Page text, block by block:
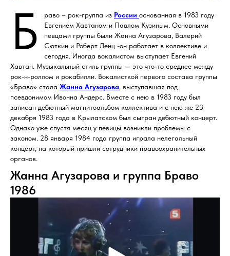
Б раво – рок-группа из России основанная в 1983 году
Евгением Хавтаном и Павлом Кузиным. Основными
певцами группы были Жанна Агузарова, Валерий
Сюткин и Роберт Ленц -он работает в коллективе и
сегодня. Иногда вокалистом выступает Евгений
Хавтан. Музыкальный стиль группы — это что-то среднее между
рок-н-роллом и рокабилли. Вокалисткой первого состава группы
«Браво» стала Жанна Агузарова, выступавшая под
псевдонимом Ивонна Андерс. Вместе с нею в 1983 году был
записан дебютный магнитоальбом коллектива и с нею же 23
декабря 1983 года в Крылатском был сыгран дебютный концерт.
Однако уже спустя месяц у певицы возникли проблемы с
законом. 28 января 1984 года группа играла нелегальный
концерт, на который пришли сотрудники правоохранительных
органов.
Жанна Агузарова и группа Браво
1986